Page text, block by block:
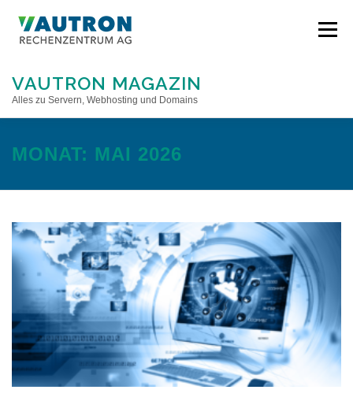
Inhalt
VAUTRON MAGAZIN
Alles zu Servern, Webhosting und Domains
Menü
STARTSEITE
MONAT: MAI 2026